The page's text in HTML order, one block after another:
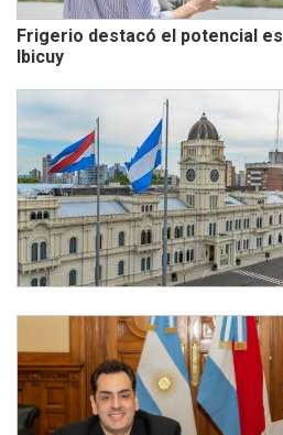
Frigerio destacó el potencial
Ibicuy